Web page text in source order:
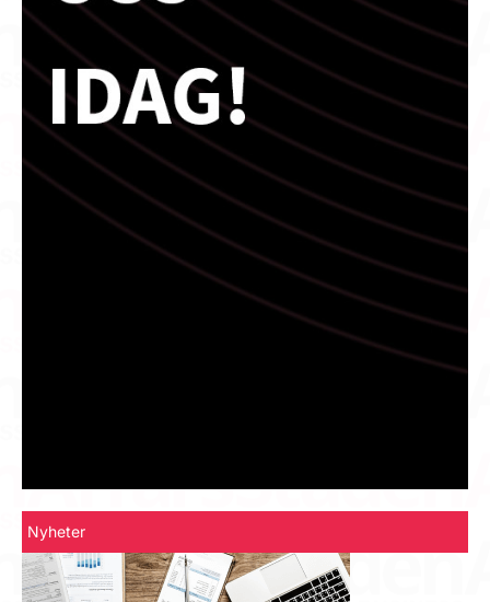
Nyheter